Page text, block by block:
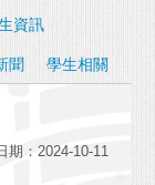
資訊
聞 學生相關
期：2024-10-11